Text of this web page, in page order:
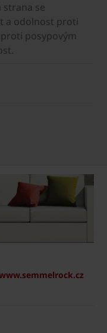
strana se
a odolnost proti
posypovým